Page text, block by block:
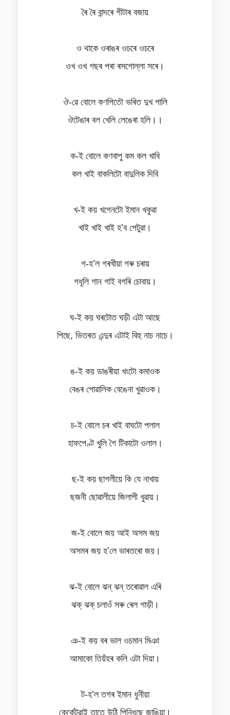
ৰৈ ৰৈ বান্দৰে গীটাৰ বজায়
ও থাকে ওৰাঙৰ ওচৰে ওচৰে
ওখ ওখ গছৰ পৰা ৰসগোল্লা সৰে।
ঔ-ৱে বোলে কণপিতৌ ভৰিত দুখ পালি
ঔটেঙাৰ বল খেলি লেঙেৰা হলি।।
ক-ই বোলে কণবাপু কম কল খাবি
কল খাই বাকলিটো বাদুলিক দিবি
খ-ই কয় খগেনটো ইমান খকুৱা
খাই খাই খাই হʼব পেটুৱা।
গ-হʼল গৰখীয়া গৰু চৰায়
গধূলি গান গাই বগৰি চোবায়।
ঘ-ই কয় ঘৰটোত ঘড়ী এটা আছে
পিছে, ভিতৰত এন্দুৰ এটাই বিহু নাচ নাচে।
ঙ-ই কয় ডাঙৰীয়া খংটো কমাওক
বেঙৰ পোৱালিক বেঙেনা খুৱাওক।
চ-ই বোলে চৰ খাই বাঘটো পলাল
হাফপেণ্ট খুলি গৈ টিকাটো ওলাল।
ছ-ই কয় ছাগলীয়ে কি যে নাখায়
ছজনী ছোৱালীয়ে জিলাপী খুৱায়।
জ-ই বোলে জয় আই অসম জয়
অসমৰ জয় হʼলে ভাৰতৰো জয়।
ঝ-ই বোলে ঝন্‌ ঝন্‌ তৰোৱাল এৰি
ঝক্‌ ঝক্‌ চলাওঁ সৰু ৰেল গাড়ী।
ঞ-ই কয় বৰ ভাল ওচমান মিঞা
আমাকো তিয়ঁহৰ কলি এটা দিয়া।
ট-হʼল তগৰ ইমান ধুনীয়া
কেৰ্কেটুৱাই তাতে উঠি পিন্ধিছে জাঙিয়া।